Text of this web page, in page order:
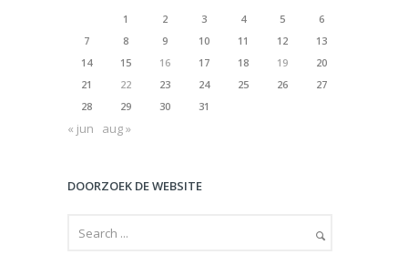
1
2 3 4 5
6
7
8 9 10 11 12
13
14
15 16 17 18 19
20
21
22 23 24 25 26
27
28
29 30 31
« jun aug »
DOORZOEK DE WEBSITE